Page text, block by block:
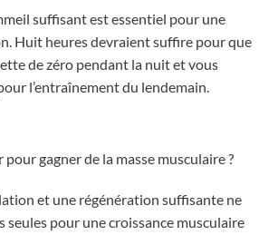
suffisant est essentiel pour une
Huit heures devraient suffire pour que
de zéro pendant la nuit et vous
l’entraînement du lendemain.
gagner de la masse musculaire ?
et une régénération suffisante ne
seules pour une croissance musculaire